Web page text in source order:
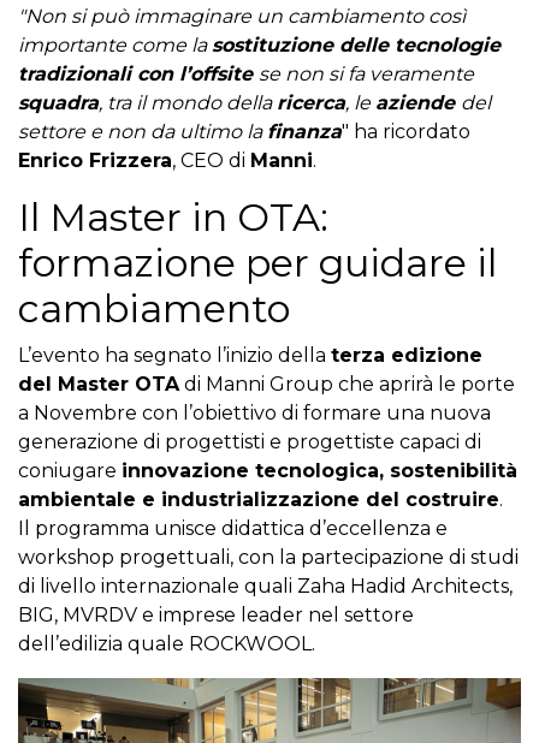
"Non si può immaginare un cambiamento così
importante come lasostituzione delle tecnologie
tradizionali con l’offsite se non si fa veramente
squadra, tra il mondo della ricerca, le aziende del
settore e non da ultimo la finanza" ha ricordato
Enrico Frizzera, CEO di Manni.
Il Master in OTA:
formazione per guidare il
cambiamento
L’evento ha segnato l’inizio della terza edizione
del Master OTAdi Manni Group che aprirà le porte
a Novembre con l’obiettivo di formare una nuova
generazione di progettisti e progettiste capaci di
coniugare innovazione tecnologica, sostenibilità
ambientale e industrializzazione del costruire.
Il programma unisce didattica d’eccellenza e
workshop progettuali, con la partecipazione di studi
di livello internazionale quali Zaha Hadid Architects,
BIG, MVRDV e imprese leader nel settore
dell’edilizia quale ROCKWOOL.